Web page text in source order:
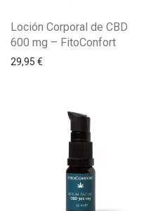
Loción Corporal de CBD
600 mg – FitoConfort
29,95 €